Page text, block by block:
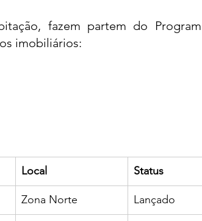
fazem partem do
imobiliários:
Local Status
Zona Norte Lançado